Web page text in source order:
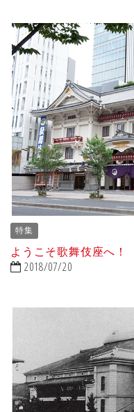
特集
ようこそ歌舞伎座へ
2018/07/20